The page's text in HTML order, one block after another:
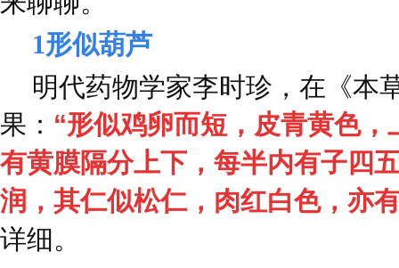
1形似葫芦
明代药物学家李时珍，在《本
果： “形似鸡卵而短，皮青黄色
有黄膜隔分上下，每半内有子四
润，其仁似松仁，肉红白色，亦
详细。